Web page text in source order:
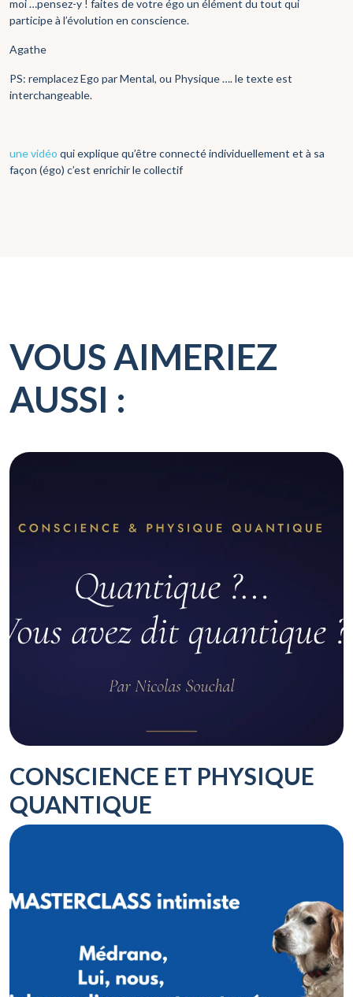
moi …pensez-y ! faites de votre égo un élément du tout qui
participe à l’évolution en conscience.
Agathe
PS: remplacez Ego par Mental, ou Physique …. le texte est
interchangeable.
une vidéo qui explique qu’être connecté individuellement et à sa
façon (égo) c’est enrichir le collectif
VOUS AIMERIEZ
AUSSI :
CONSCIENCE ET PHYSIQUE
QUANTIQUE